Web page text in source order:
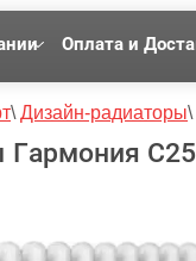
Оплата и
\ Дизайн-радиаторы\